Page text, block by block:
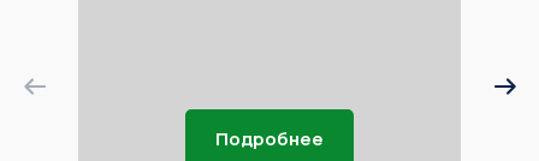
Подробнее